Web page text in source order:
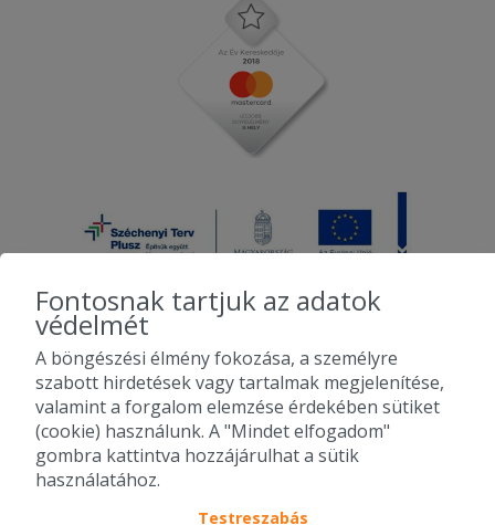
2010-2026 Copyright - Falatozz.hu - Diston-line Kft.
Pizza, gyros, hamburger, menük kedvező áron, egy helyen az összes
étterem ajánlata.
Fontosnak tartjuk az adatok
védelmét
A böngészési élmény fokozása, a személyre
szabott hirdetések vagy tartalmak megjelenítése,
valamint a forgalom elemzése érdekében sütiket
(cookie) használunk. A "Mindet elfogadom"
gombra kattintva hozzájárulhat a sütik
használatához.
Testreszabás